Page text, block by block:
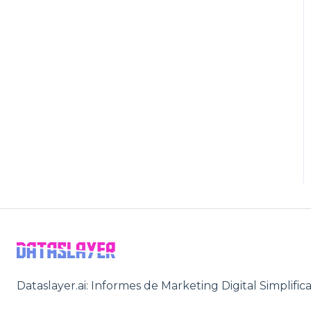
Dataslayer.ai: Informes de Marketing Digital